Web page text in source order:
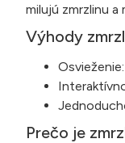
milujú zmrzlinu
Výhody
Prečo je